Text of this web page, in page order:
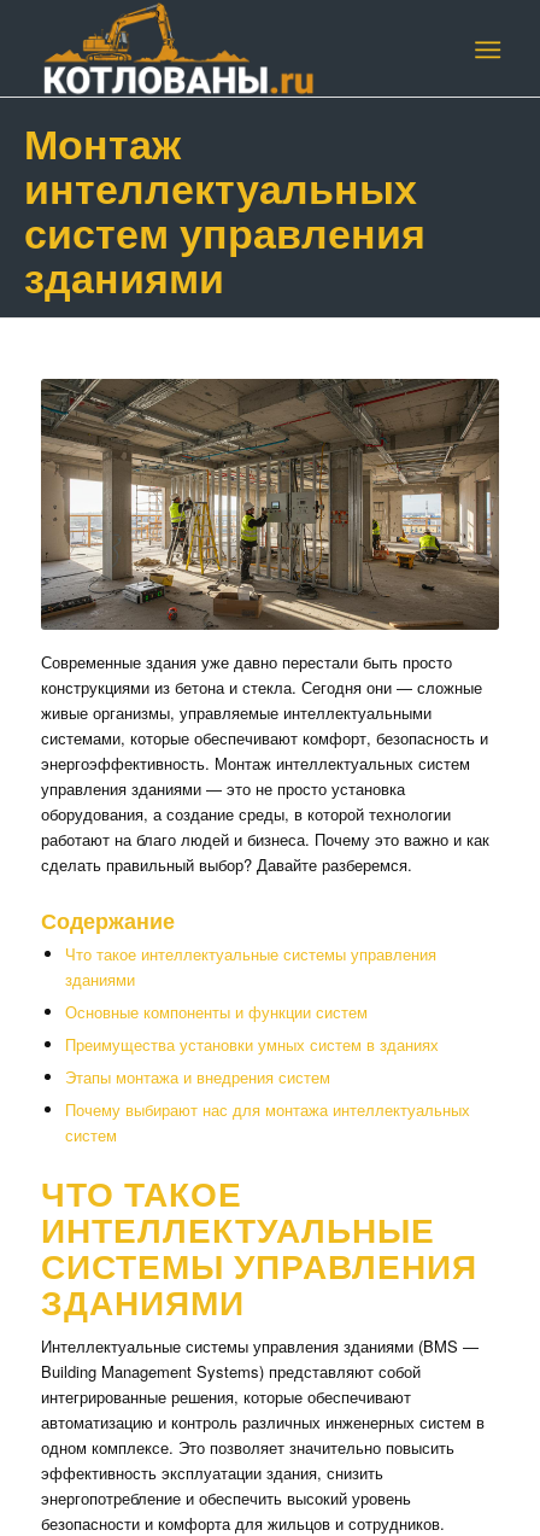
Монтаж
интеллектуальных
систем управления
зданиями
Современные здания уже давно перестали быть просто
конструкциями из бетона и стекла. Сегодня они — сложные
живые организмы, управляемые интеллектуальными
системами, которые обеспечивают комфорт, безопасность и
энергоэффективность. Монтаж интеллектуальных систем
управления зданиями — это не просто установка
оборудования, а создание среды, в которой технологии
работают на благо людей и бизнеса. Почему это важно и как
сделать правильный выбор? Давайте разберемся.
Содержание
Что такое интеллектуальные системы управления
зданиями
Основные компоненты и функции систем
Преимущества установки умных систем в зданиях
Этапы монтажа и внедрения систем
Почему выбирают нас для монтажа интеллектуальных
систем
ЧТО ТАКОЕ
ИНТЕЛЛЕКТУАЛЬНЫЕ
СИСТЕМЫ УПРАВЛЕНИЯ
ЗДАНИЯМИ
Интеллектуальные системы управления зданиями (BMS —
Building Management Systems) представляют собой
интегрированные решения, которые обеспечивают
автоматизацию и контроль различных инженерных систем в
одном комплексе. Это позволяет значительно повысить
эффективность эксплуатации здания, снизить
энергопотребление и обеспечить высокий уровень
безопасности и комфорта для жильцов и сотрудников.